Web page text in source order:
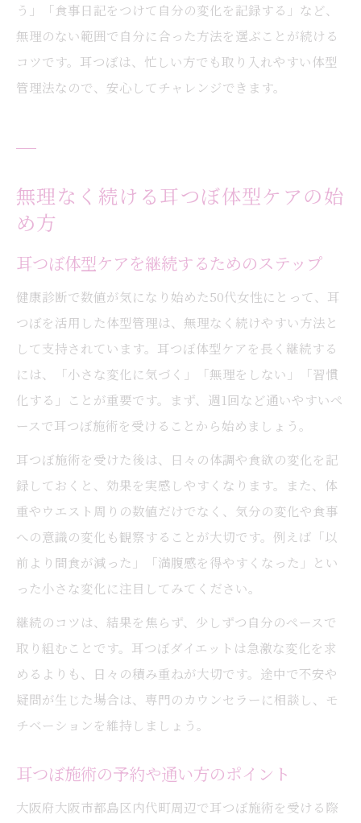
う」「食事日記をつけて自分の変化を記録する」など、
無理のない範囲で自分に合った方法を選ぶことが続ける
コツです。耳つぼは、忙しい方でも取り入れやすい体型
管理法なので、安心してチャレンジできます。
無理なく続ける耳つぼ体型ケアの始
め方
耳つぼ体型ケアを継続するためのステップ
健康診断で数値が気になり始めた50代女性にとって、耳
つぼを活用した体型管理は、無理なく続けやすい方法と
して支持されています。耳つぼ体型ケアを長く継続する
には、「小さな変化に気づく」「無理をしない」「習慣
化する」ことが重要です。まず、週1回など通いやすいペ
ースで耳つぼ施術を受けることから始めましょう。
耳つぼ施術を受けた後は、日々の体調や食欲の変化を記
録しておくと、効果を実感しやすくなります。また、体
重やウエスト周りの数値だけでなく、気分の変化や食事
への意識の変化も観察することが大切です。例えば「以
前より間食が減った」「満腹感を得やすくなった」とい
った小さな変化に注目してみてください。
継続のコツは、結果を焦らず、少しずつ自分のペースで
取り組むことです。耳つぼダイエットは急激な変化を求
めるよりも、日々の積み重ねが大切です。途中で不安や
疑問が生じた場合は、専門のカウンセラーに相談し、モ
チベーションを維持しましょう。
耳つぼ施術の予約や通い方のポイント
大阪府大阪市都島区内代町周辺で耳つぼ施術を受ける際